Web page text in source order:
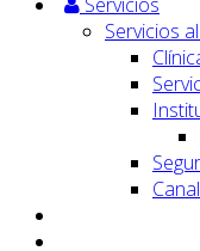
Servicios